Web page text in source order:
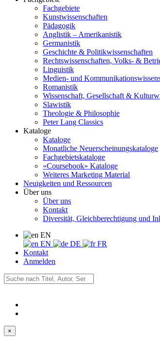
Fachgebiete
Kunstwissenschaften
Pädagogik
Anglistik – Amerikanistik
Germanistik
Geschichte & Politikwissenschaften
Rechtswissenschaften, Volks- &
Linguistik
Medien- und
Romanistik
Wissenschaft, Gesellschaft &
Slawistik
Theologie & Philosophie
Peter Lang Classics
Kataloge
Kataloge
Monatliche Neuerscheinungskataloge
Fachgebietskataloge
«Coursebook» Kataloge
Weiteres Marketing Material
Neuigkeiten und Ressourcen
Über uns
Über uns
Kontakt
Diversität, Gleichberechtigung und
EN
EN
DE
FR
Kontakt
Anmelden
×